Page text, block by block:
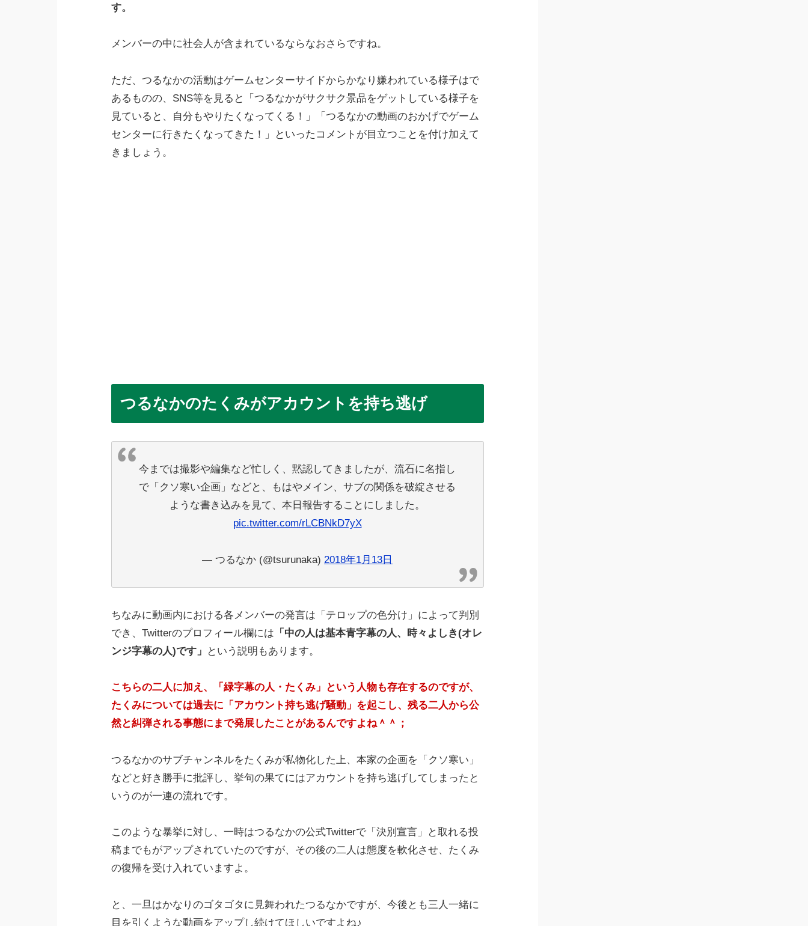
す。
メンバーの中に社会人が含まれているならなおさらですね。
ただ、つるなかの活動はゲームセンターサイドからかなり嫌われている様子はで
あるものの、SNS等を見ると「つるなかがサクサク景品をゲットしている様子を
見ていると、自分もやりたくなってくる！」「つるなかの動画のおかげでゲーム
センターに行きたくなってきた！」といったコメントが目立つことを付け加えて
きましょう。
つるなかのたくみがアカウントを持ち逃げ
今までは撮影や編集など忙しく、黙認してきましたが、流石に名指し
で「クソ寒い企画」などと、もはやメイン、サブの関係を破綻させる
ような書き込みを見て、本日報告することにしました。
pic.twitter.com/rLCBNkD7yX
— つるなか (@tsurunaka) 2018年1月13日
ちなみに動画内における各メンバーの発言は「テロップの色分け」によって判別
でき、Twitterのプロフィール欄には 「中の人は基本青字幕の人、時々よしき(オレ
ンジ字幕の人)です」
という説明もあります。
こちらの二人に加え、「緑字幕の人・たくみ」という人物も存在するのですが、
たくみについては過去に「アカウント持ち逃げ騒動」を起こし、残る二人から公
然と糾弾される事態にまで発展したことがあるんですよね＾＾；
つるなかのサブチャンネルをたくみが私物化した上、本家の企画を「クソ寒い」
などと好き勝手に批評し、挙句の果てにはアカウントを持ち逃げしてしまったと
いうのが一連の流れです。
このような暴挙に対し、一時はつるなかの公式Twitterで「決別宣言」と取れる投
稿までもがアップされていたのですが、その後の二人は態度を軟化させ、たくみ
の復帰を受け入れていますよ。
と、一旦はかなりのゴタゴタに見舞われたつるなかですが、今後とも三人一緒に
目を引くような動画をアップし続けてほしいですよね♪